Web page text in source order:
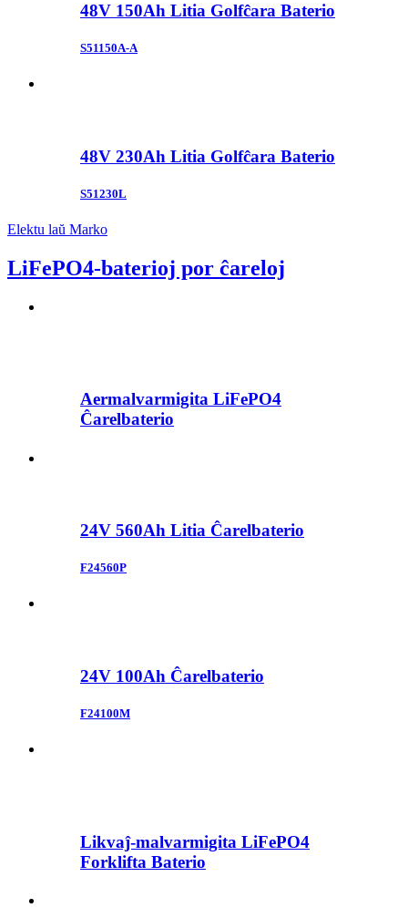
48V 150Ah Litia Golfĉara Baterio
S51150A-A
48V 230Ah Litia Golfĉara Baterio
S51230L
Elektu laŭ Marko
LiFePO4-baterioj por ĉareloj
Aermalvarmigita LiFePO4
Ĉarelbaterio
24V 560Ah Litia Ĉarelbaterio
F24560P
24V 100Ah Ĉarelbaterio
F24100M
Likvaĵ-malvarmigita LiFePO4
Forklifta Baterio